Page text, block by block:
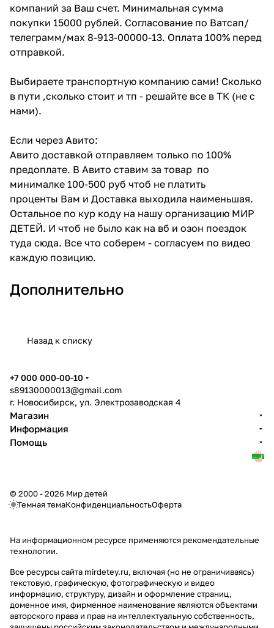
компаний за Ваш счет. Минимальная сумма
покупки 15000 рублей. Согласование по Ватсап/
телеграмм/мах 8-913-00000-13. Оплата 100% перед
отправкой.
Выбираете транспортную компанию сами! Сколько
в пути ,сколько стоит и тп - решайте все в ТК (не с
нами).
Если через Авито:
Авито доставкой отправляем только по 100%
предоплате. В Авито ставим за товар по
минималке 100-500 руб чтоб не платить
проценты Вам и Доставка выходила наименьшая.
Остальное по кур коду на нашу организацию МИР
ДЕТЕЙ. И чтоб не было как на вб и озон поездок
туда сюда. Все что соберем - согласуем по видео
каждую позицию.
Дополнительно
Назад к списку
+7 000 000-00-10
s89130000013@gmail.com
г. Новосибирск, ул. Электрозаводская 4
Магазин
Информация
Помощь
© 2000 - 2026 Мир детей
Темная темаКонфиденциальностьОферта
На информационном ресурсе применяются рекомендательные
технологии.
Все ресурсы сайта mirdetey.ru, включая (но не ограничиваясь)
текстовую, графическую, фотографическую и видео
информацию, структуру, дизайн и оформление страниц,
доменное имя, фирменное наименование являются объектами
авторского права и прав на интеллектуальную собственность,